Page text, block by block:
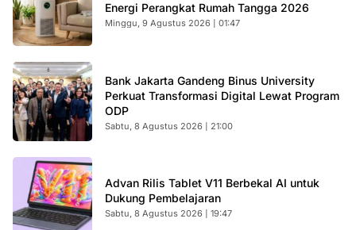
Energi Perangkat Rumah Tangga 2026
Minggu, 9 Agustus 2026 | 01:47
Bank Jakarta Gandeng Binus University
Perkuat Transformasi Digital Lewat Program
ODP
Sabtu, 8 Agustus 2026 | 21:00
Advan Rilis Tablet V11 Berbekal AI untuk
Dukung Pembelajaran
Sabtu, 8 Agustus 2026 | 19:47